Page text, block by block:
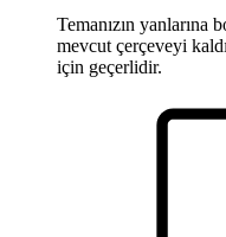
Temanızın yanlarına
mevcut çerçeveyi
için geçerlidir.